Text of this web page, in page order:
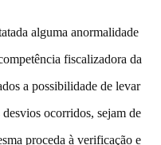
anormalidade
fiscalizadora da
a possibilidade de levar
ocorridos, sejam de
proceda à verificação e